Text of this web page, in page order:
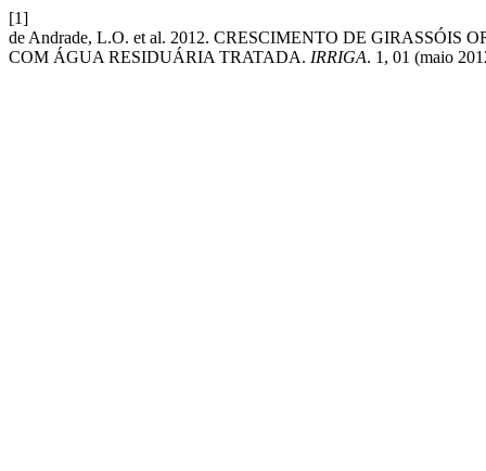
[1]
de Andrade, L.O. et al. 2012. CRESCIMENTO DE
COM ÁGUA RESIDUÁRIA TRATADA. IRRIGA. 1, 01 (maio